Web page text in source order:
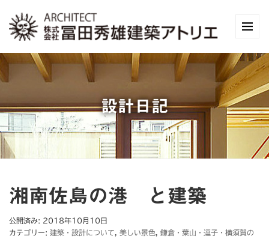
設計日記
湘南佐島の港 と建築
公開済み: 2018年10月10日
カテゴリー: 建築・設計について 美しい景色
鎌倉・葉山・逗子・横須賀の